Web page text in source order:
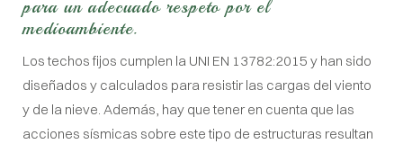
para un adecuado respeto por el
medioambiente.
Los techos fijos cumplen la UNI EN 13782:2015 y han sido
diseñados y calculados para resistir las cargas del viento
y de la nieve. Además, hay que tener en cuenta que las
acciones sísmicas sobre este tipo de estructuras resultan